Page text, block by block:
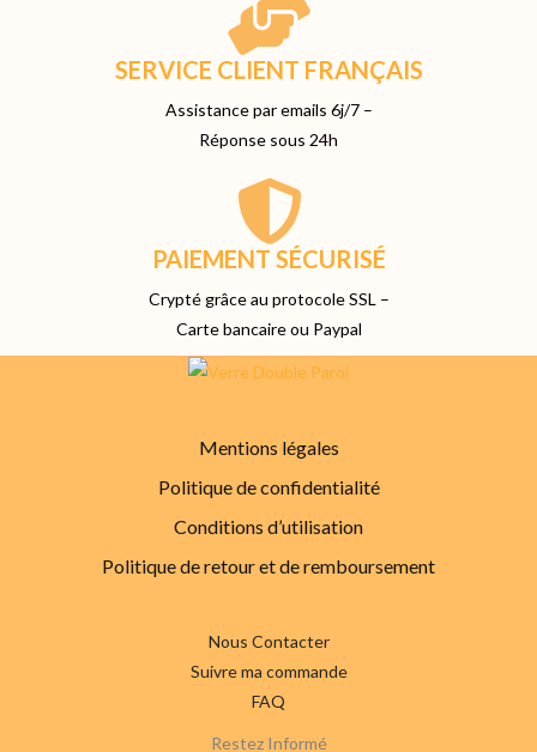
SERVICE CLIENT FRANÇAIS
Assistance par emails 6j/7 –
Réponse sous 24h
PAIEMENT SÉCURISÉ
Crypté grâce au protocole SSL –
Carte bancaire ou Paypal
Mentions légales
Politique de confidentialité
Conditions d’utilisation
Politique de retour et de remboursement
Nous Contacter
Suivre ma commande
FAQ
Restez Informé